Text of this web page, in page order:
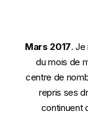
Mars 2017.
du mois de
centre de
repris ses
continuent